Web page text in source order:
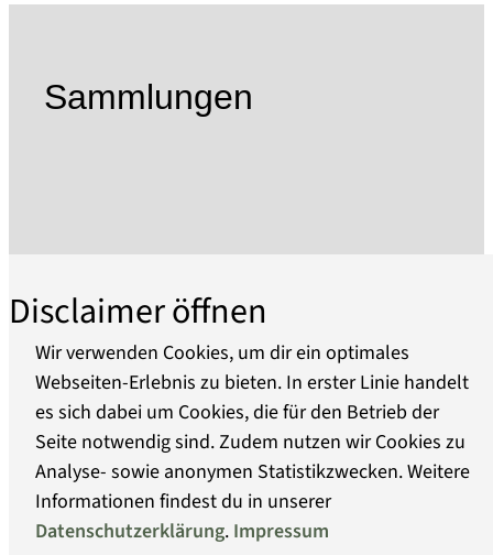
Kulturerbes der Menschheit aufgenommen
wurde.
auf vielfältige Weise der Öffentlichkeit
zugänglich. Die SPSG ist ein Zusammenschluss
der nach 1945 getrennten
Schlösserverwaltungen in Potsdam und West-
Berlin und knüpft an die bereits 1927 im Zuge
der Vermögensauseinandersetzung mit dem
Haus Hohenzollern gegründete preußische
Schlösserverwaltung an.
Derzeit verwaltet die SPSG über 150 historische
Sammlungen
Über uns
Barrierefreiheit
Datenschutz
Disclaimer öffnen
Wir verwenden Cookies, um dir ein optimales
Webseiten-Erlebnis zu bieten. In erster Linie handelt
es sich dabei um Cookies, die für den Betrieb der
Seite notwendig sind. Zudem nutzen wir Cookies zu
Analyse- sowie anonymen Statistikzwecken. Weitere
Informationen findest du in unserer
Datenschutzerklärung. Impressum